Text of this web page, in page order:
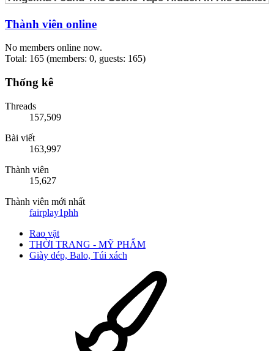
Thành viên online
No members online now.
Total: 165 (members: 0, guests: 165)
Thống kê
Threads
157,509
Bài viết
163,997
Thành viên
15,627
Thành viên mới nhất
fairplay1phh
Rao vặt
THỜI TRANG - MỸ PHẨM
Giày dép, Balo, Túi xách